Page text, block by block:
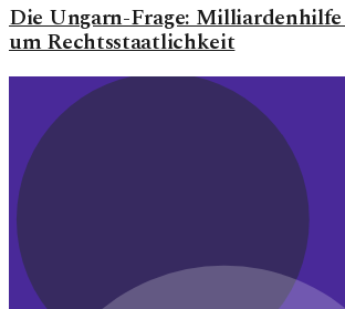
Die Ungarn-Frage:
um Rechtsstaatlichkeit